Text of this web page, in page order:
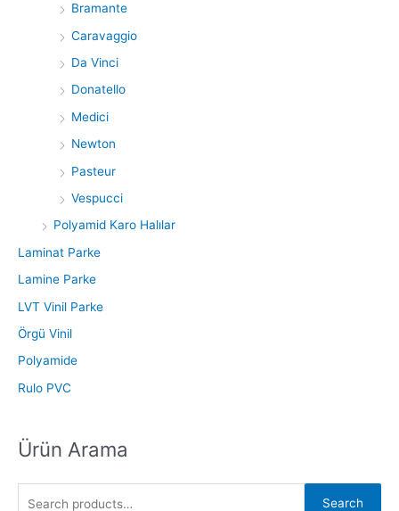
Bramante
Caravaggio
Da Vinci
Donatello
Medici
Newton
Pasteur
Vespucci
Polyamid Karo Halılar
Laminat Parke
Lamine Parke
LVT Vinil Parke
Örgü Vinil
Polyamide
Rulo PVC
Ürün Arama
Search